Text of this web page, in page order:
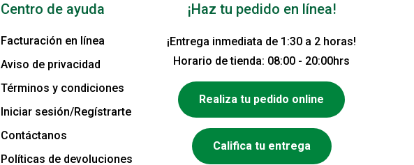
Centro de ayuda
Facturación en línea
Aviso de privacidad
Términos y condiciones
Iniciar sesión/Regístrarte
Contáctanos
Políticas de devoluciones
¡Haz tu pedido en línea!
¡Entrega inmediata de 1:30 a 2 horas!
Horario de tienda: 08:00 - 20:00hrs
Realiza tu pedido online
Califica tu entrega